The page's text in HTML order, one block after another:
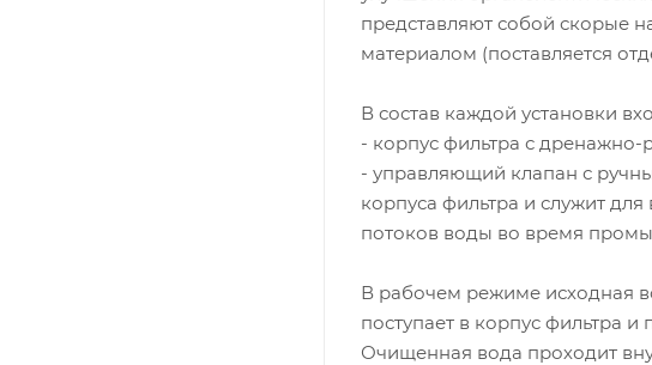
представляют собой скорые
материалом (поставляется
В состав каждой установки
- корпус фильтра с дренажно-
- управляющий клапан с
корпуса фильтра и служит
потоков воды во время
В рабочем режиме исходная
поступает в корпус фильтра
Очищенная вода проходит